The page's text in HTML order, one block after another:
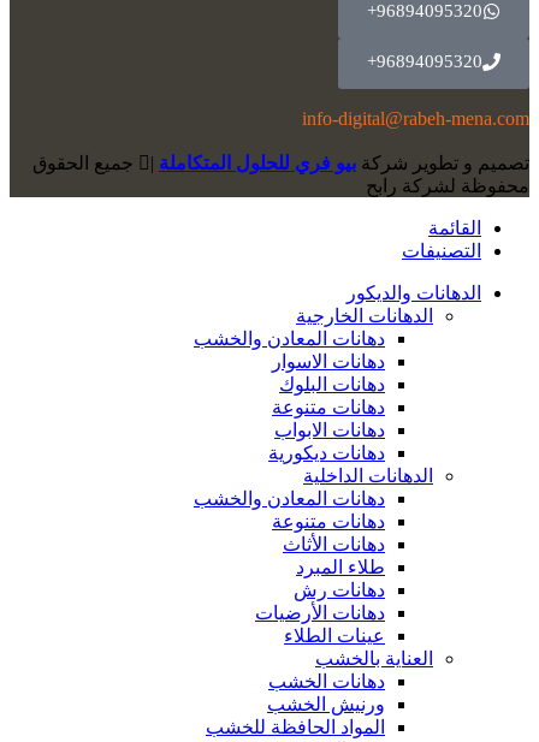
96894095320+
96894095320+
info-digital@rabeh-mena.com
تصميم و تطوير شركة بيو فري للحلول المتكاملة |
ﺟﻤﻴﻊ اﻟﺤﻘﻮق
ﻣﺤﻔﻮﻇﺔ لشرﻛﺔ رابح
القائمة
التصنيفات
الدهانات والديكور
الدهانات الخارجية
دهانات المعادن والخشب
دهانات الاسوار
دهانات البلوك
دهانات متنوعة
دهانات الابواب
دهانات ديكورية
الدهانات الداخلية
دهانات المعادن والخشب
دهانات متنوعة
دهانات الأثاث
طلاء المبرد
دهانات رش
دهانات الأرضيات
عينات الطلاء
العناية بالخشب
دهانات الخشب
ورنيش الخشب
المواد الحافظة للخشب